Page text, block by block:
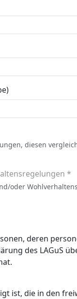
diesen
*
oder
deren
hat.
ist, die in den